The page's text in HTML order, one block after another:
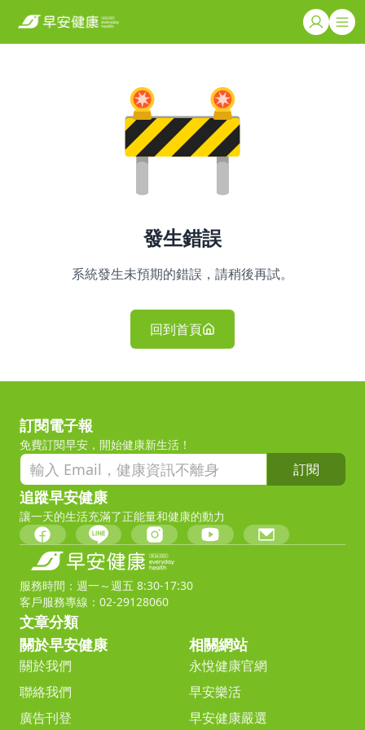
發生錯誤
系統發生未預期的錯誤，請稍後再試。
回到首頁
訂閱電子報
免費訂閱早安，開始健康新生活！
訂閱
追蹤早安健康
讓一天的生活充滿了正能量和健康的動力
服務時間：週一～週五 8:30-17:30
客戶服務專線：02-29128060
文章分類
關於早安健康
關於我們
聯絡我們
廣告刊登
相關網站
永悅健康官網
早安樂活
早安健康嚴選